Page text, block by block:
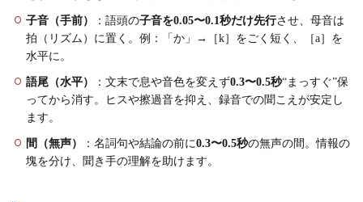
子音（手前） ：語頭の子音を0.05〜0.1秒だけ先行させ、母音は
拍（リズム）に置く。例：「か」→［k］をごく短く、［a］を
水平に。
語尾（水平） ：文末で息や音色を変えず0.3〜0.5秒“まっすぐ”保
ってから消す。ヒスや擦過音を抑え、録音での聞こえが安定し
ます。
間（無声） ：名詞句や結論の前に0.3〜0.5秒の無声の間。情報の
塊を分け、聞き手の理解を助けます。